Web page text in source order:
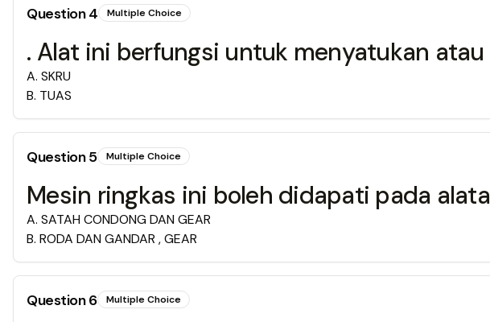
Question4 Multiple Choice
. Alat ini berfungsi untuk menyatukan
A. SKRU
B. TUAS
Question5 Multiple Choice
Mesin ringkas ini boleh didapati pada
A. SATAH CONDONG DAN GEAR
B. RODA DAN GANDAR , GEAR
Question6 Multiple Choice